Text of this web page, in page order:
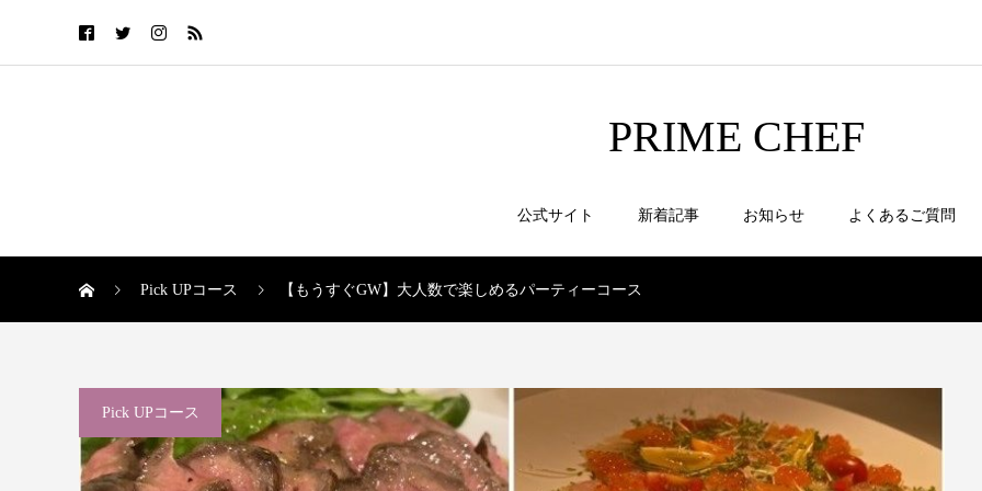
PRIME CHEF
公式サイト 新着記事 お知らせ よくあるご質問
Pick UPコース 【もうすぐGW】大人数で楽しめるパーティーコース
Pick UPコース